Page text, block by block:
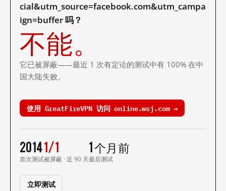
cial&utm_source=facebook.com&utm_campa
ign=buffer 吗？
不能。
它已被屏蔽——最近 1 次有定论的测试中有 100% 在中
国大陆失败。
使用 GreatFireVPN 访问 online.wsj.com →
2014
首次测试
1/1
被屏蔽 · 近 90 天
1 个月前
最后测试
立即测试